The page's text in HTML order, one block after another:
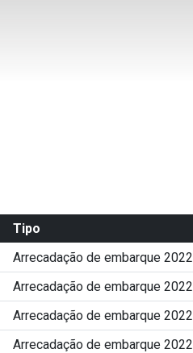
Tipo
Arrecadação de embarque 2022
Arrecadação de embarque 2022
Arrecadação de embarque 2022
Arrecadação de embarque 2022